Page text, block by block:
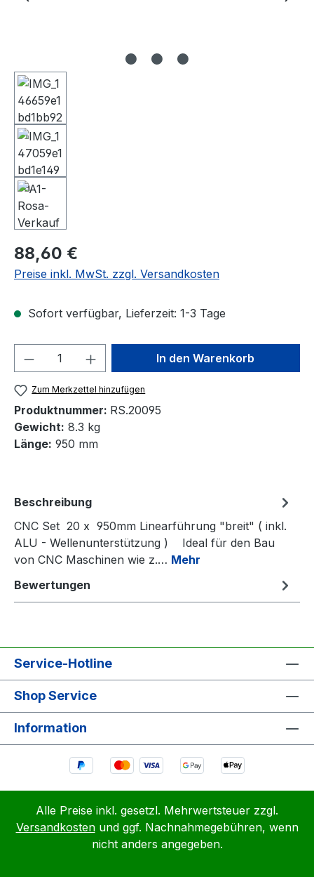
Regulärer Preis:
88,60 €
Preise inkl. MwSt. zzgl. Versandkosten
Sofort verfügbar, Lieferzeit: 1-3 Tage
Produkt Anzahl: Gib denIn den Warenkorb
Zum Merkzettel hinzufügen
Produktnummer: RS.20095
Gewicht: 8.3 kg
Länge: 950 mm
Beschreibung
CNC Set 20 x 950mm Linearführung "breit" ( inkl.
ALU - Wellenunterstützung ) Ideal für den Bau
von CNC Maschinen wie z.… Mehr
Bewertungen
Service-Hotline
Shop Service
Information
Alle Preise inkl. gesetzl. Mehrwertsteuer zzgl.
Versandkostenund ggf. Nachnahmegebühren, wenn
nicht anders angegeben.